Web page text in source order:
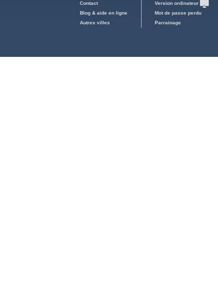
Contact
Blog & aide en ligne
Autres villes
Version ordinateur
Mot de passe perdu
Parrainage